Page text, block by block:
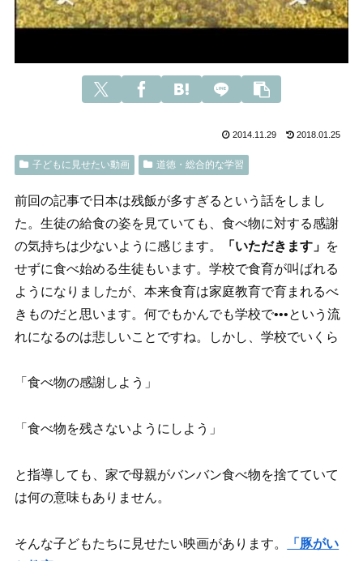
2014.11.29 2018.01.25
子どもに見せたい動画 道徳・総合的な学習
前回の記事で日本は残飯が多すぎるという話をしまし
た。生徒の給食の姿を見ていても、食べ物に対する感謝
の気持ちは少ないように感じます。
「いただきます」 を
せずに食べ始める生徒もいます。学校で食育が叫ばれる
ようになりましたが、本来食育は家庭教育で育まれるべ
きものだと思います。何でもかんでも学校で•••という流
れになるのは悲しいことですね。しかし、学校でいくら
「食べ物の感謝しよう」
「食べ物を残さないようにしよう」
と指導しても、家で母親がバンバン食べ物を捨てていて
は何の意味もありません。
そんな子どもたちに見せたい映画があります。
「豚がい